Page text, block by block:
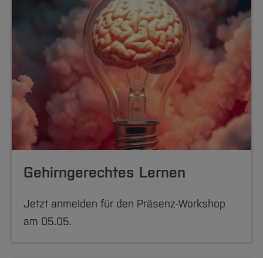
Gehirngerechtes Lernen
Jetzt anmelden für den Präsenz-Workshop
am 05.05.